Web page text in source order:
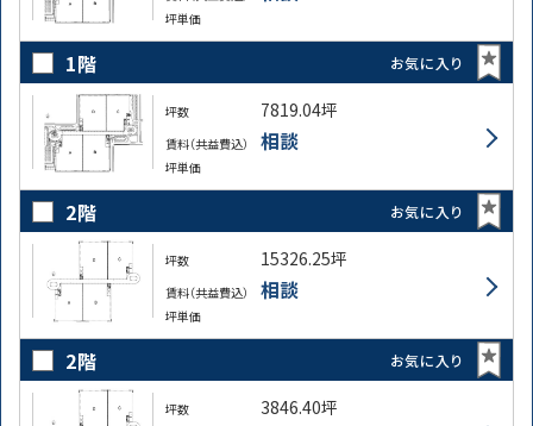
坪単価
1階 お気に入り
坪数 7819.04坪
賃料（共益費込） 相談
坪単価
2階 お気に入り
坪数 15326.25坪
賃料（共益費込） 相談
坪単価
2階 お気に入り
坪数 3846.40坪